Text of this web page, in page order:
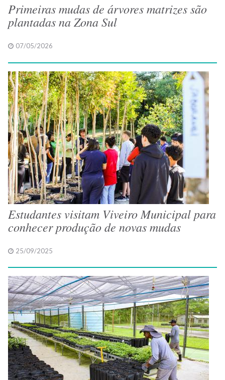
Primeiras mudas de árvores matrizes são
plantadas na Zona Sul
07/05/2026
Estudantes visitam Viveiro Municipal para
conhecer produção de novas mudas
25/09/2025